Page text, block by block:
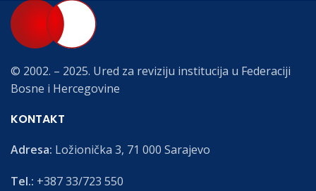
© 2002. – 2025. Ured za reviziju institucija u Federaciji
Bosne i Hercegovine
KONTAKT
Adresa: Ložionička 3, 71 000 Sarajevo
Tel.: +387 33/723 550